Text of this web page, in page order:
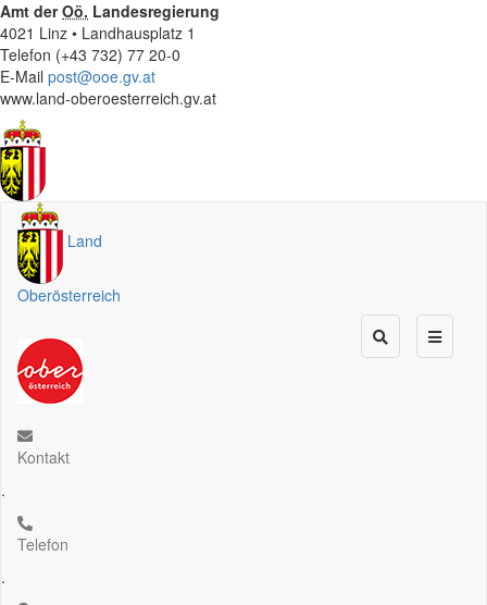
Amt derOö. Landesregierung
4021 Linz • Landhausplatz 1
Telefon (+43 732) 77 20-0
E-Mail post@ooe.gv.at
www.land-oberoesterreich.gv.at
Land
Oberösterreich
Kontakt
.
Telefon
.